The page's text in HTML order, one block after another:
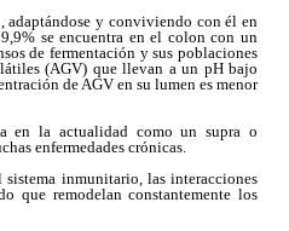
y conviviendo con él en
se encuentra en el colon con un
de fermentación y sus poblaciones
(AGV) que llevan a un pH bajo
de AGV en su lumen es menor
en la actualidad como un supra o
enfermedades crónicas.
inmunitario, las interacciones
que remodelan constantemente los